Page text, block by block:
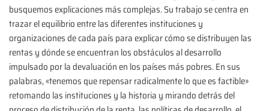
busquemos explicaciones más complejas. Su trabajo se centra en
trazar el equilibrio entre las diferentes instituciones y
organizaciones de cada país para explicar cómo se distribuyen las
rentas y dónde se encuentran los obstáculos al desarrollo
impulsado por la devaluación en los países más pobres. En sus
palabras, «tenemos que repensar radicalmente lo que es factible»
retomando las instituciones y la historia y mirando detrás del